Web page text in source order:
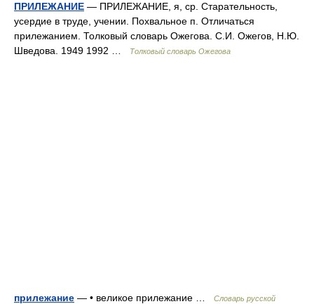
ПРИЛЕЖАНИЕ — ПРИЛЕЖАНИЕ, я, ср. Старательность,
усердие в труде, учении. Похвальное п. Отличаться
прилежанием. Толковый словарь Ожегова. С.И. Ожегов, Н.Ю.
Шведова. 1949 1992 …
Толковый словарь Ожегова
прилежание — • великое прилежание …
Словарь русской